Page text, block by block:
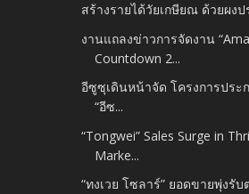
สร้างรายได้วัยเกษียณ ด้วยผง
งานแถลงข่าวการจัดงาน
Countdown 2...
อีซูซุเดินหน้าจัด โครงการประ
“อีซ...
“Tongwei” Sales Surge in
Marke...
“ทงเวย โซลาร์” ยอดขายพุ่งรั